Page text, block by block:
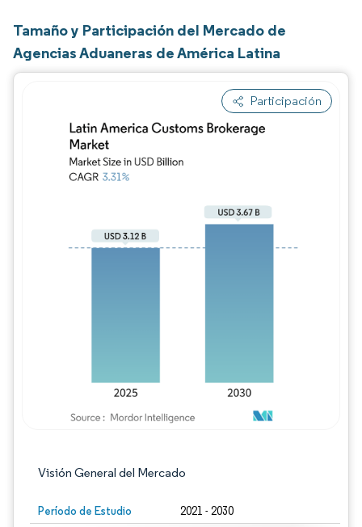
Tamaño y Participación del Mercado de
Agencias Aduaneras de América Latina
Participación
Visión General del Mercado
Período de Estudio 2021 - 2030